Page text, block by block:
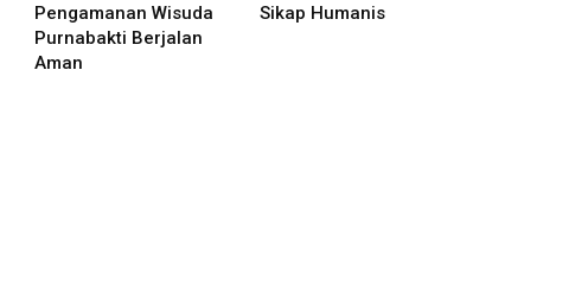
Pengamanan Wisuda
Purnabakti Berjalan
Aman
Sikap Humanis